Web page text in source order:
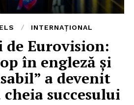
INTERNAȚIONAL
de Eurovision:
în engleză și
a devenit
succesului